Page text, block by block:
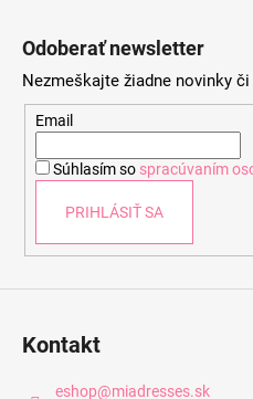
Odoberať newsletter
Nezmeškajte žiadne novinky či
Email
Súhlasím so spracúvaním
PRIHLÁSIŤ SA
Kontakt
eshop@miadresses.sk